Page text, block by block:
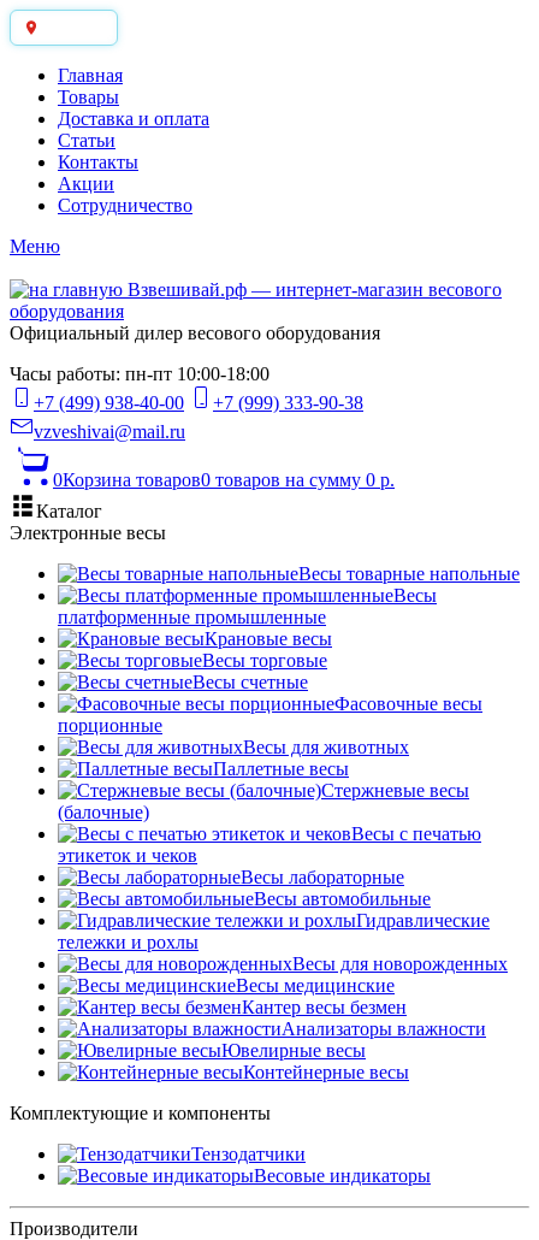
Главная
Товары
Доставка и оплата
Статьи
Контакты
Акции
Сотрудничество
Меню
Официальный дилер весового оборудования
Часы работы: пн-пт 10:00-18:00
+7 (499) 938-40-00
+7 (999) 333-90-38
vzveshivai@mail.ru
0Корзина товаров0 товаров на сумму 0 р.
Каталог
Электронные весы
Весы товарные напольные
Весы
платформенные промышленные
Крановые весы
Весы торговые
Весы счетные
Фасовочные весы
порционные
Весы для животных
Паллетные весы
Стержневые весы
(балочные)
Весы c печатью
этикеток и чеков
Весы лабораторные
Весы автомобильные
Гидравлические
тележки и рохлы
Весы для новорожденных
Весы медицинские
Кантер весы безмен
Анализаторы влажности
Ювелирные весы
Контейнерные весы
Комплектующие и компоненты
Тензодатчики
Весовые индикаторы
Производители